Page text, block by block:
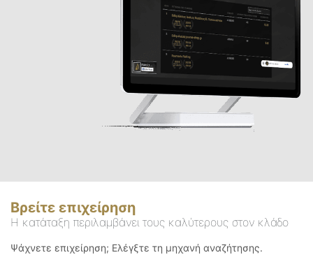
Βρείτε επιχείρηση
Η κατάταξη περιλαμβάνει τους καλύτερους στον κλάδο
Ψάχνετε επιχείρηση; Ελέγξτε τη μηχανή αναζήτησης.